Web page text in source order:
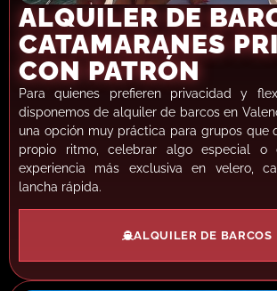
ALQUILER DE
CATAMARANES
CON PATRÓN
Para quienes prefieren privacidad y
disponemos de alquiler de barcos en
una opción muy práctica para grupos que
propio ritmo, celebrar algo especial o
experiencia más exclusiva en velero,
lancha rápida.
ALQUILER DE BARCOS